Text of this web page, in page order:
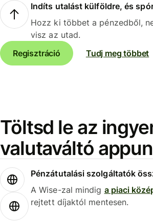
Indíts utalást külföldre, és
Hozz ki többet a pénzedből,
visz az utad.
Regisztráció
Tudj meg többet
Töltsd le az
valutaváltó
Pénzátutalási szolgáltatók
A Wise-zal mindig a piaci
rejtett díjaktól mentesen.